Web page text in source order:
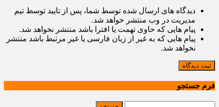
دیدگاه های ارسال شده توسط شما، پس از تایید توسط تیم
مدیریت در وب منتشر خواهد شد.
پیام هایی که حاوی تهمت یا افترا باشد منتشر نخواهد شد.
پیام هایی که به غیر از زبان فارسی یا غیر مرتبط باشد منتشر
نخواهد شد.
ثبت دیدگاه
فرم جستجو